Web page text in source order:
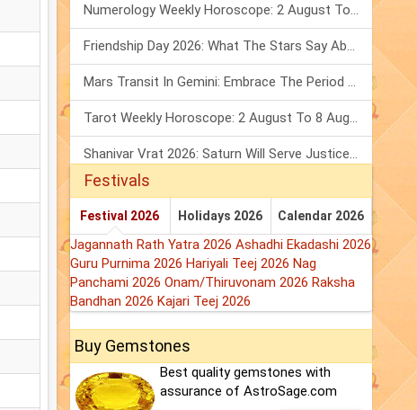
Numerology Weekly Horoscope: 2 August To 8 August, 2026
Friendship Day 2026: What The Stars Say About Your Best Friend!
Mars Transit In Gemini: Embrace The Period Full Of Energy & Intelligence
Tarot Weekly Horoscope: 2 August To 8 August, 2026
Shanivar Vrat 2026: Saturn Will Serve Justice In Sawan Month!
Festivals
Festival 2026 Holidays 2026 Calendar 2026
Jagannath Rath Yatra 2026 Ashadhi Ekadashi 2026
Guru Purnima 2026 Hariyali Teej 2026 Nag
Panchami 2026 Onam/Thiruvonam 2026 Raksha
Bandhan 2026 Kajari Teej 2026
Buy Gemstones
Best quality gemstones with
assurance of AstroSage.com